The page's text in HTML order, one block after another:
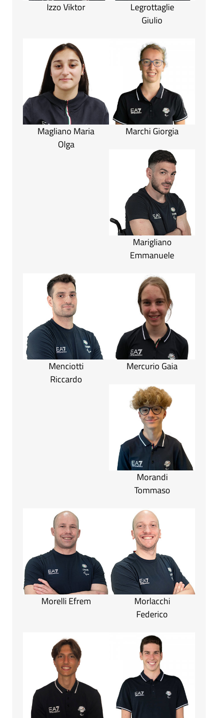
Izzo Viktor
Legrottaglie
Giulio
Magliano Maria
Olga
Marchi Giorgia
Marigliano
Emmanuele
Menciotti
Riccardo
Mercurio Gaia
Morandi
Tommaso
Morelli Efrem
Morlacchi
Federico